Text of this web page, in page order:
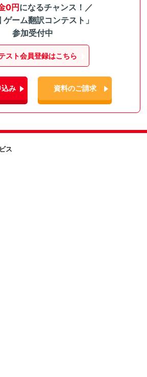
0円になるチャンス！／
ゲーム翻訳コンテスト」
参加受付中
スト会員登録はこちら
込み 資料のご請求
ス